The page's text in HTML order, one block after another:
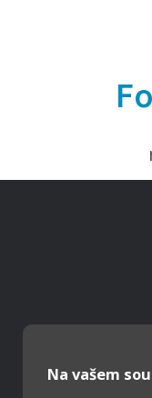
Na vašem